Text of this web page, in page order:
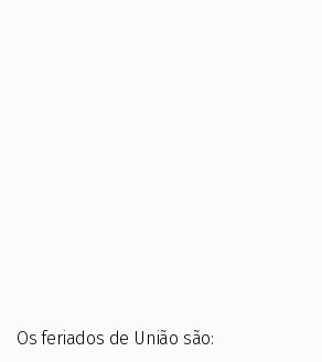
Os feriados de União são: